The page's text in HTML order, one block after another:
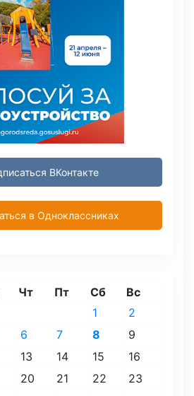
ВКонтакте
в Одноклассниках
Чт Пт Сб
Вс
1
2
6 7 8
9
13 14 15
16
20 21 22
23